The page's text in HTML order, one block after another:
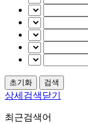
상세검색닫기
최근검색어